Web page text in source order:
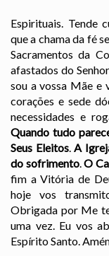
Espirituais. Tende
que a chama da fé
Sacramentos da
afastados do
sou a vossa Mãe e
corações e sede
necessidades e
Quando tudo
Seus Eleitos.A
do sofrimento.O
fim a Vitória de
hoje vos
Obrigada por Me
uma vez. Eu vos
Espírito Santo.